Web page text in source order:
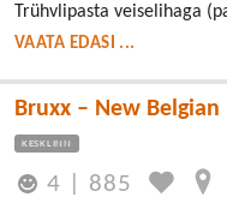
Trühvlipasta veiselihaga
VAATA EDASI ...
Bruxx – New Belgian
KESKLINN
4 885